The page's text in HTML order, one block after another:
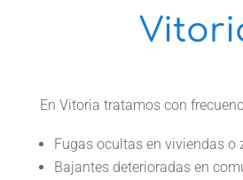
En Vitoria tratamos con
Fugas ocultas en viviendas o
Bajantes deterioradas en